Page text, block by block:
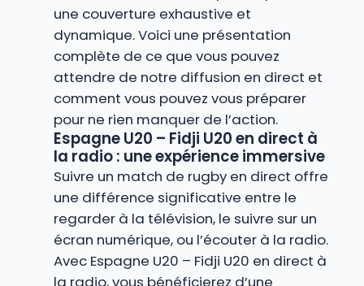
une couverture exhaustive et
dynamique. Voici une présentation
complète de ce que vous pouvez
attendre de notre diffusion en direct et
comment vous pouvez vous préparer
pour ne rien manquer de l’action.
Espagne U20 – Fidji U20 en direct à
la radio : une expérience immersive
Suivre un match de rugby en direct offre
une différence significative entre le
regarder à la télévision, le suivre sur un
écran numérique, ou l’écouter à la radio.
Avec Espagne U20 – Fidji U20 en direct à
la radio, vous bénéficierez d’une